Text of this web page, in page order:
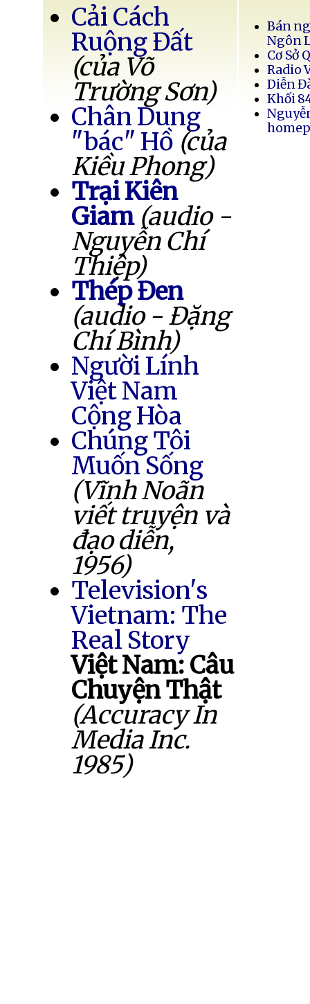
Cải Cách
Ruộng Đất
(của Võ
Trường Sơn)
Chân Dung
"bác" Hồ (của
Kiều Phong)
Trại Kiên
Giam (audio -
Nguyễn Chí
Thiệp)
Thép Đen
(audio - Đặng
Chí Bình)
Người Lính
Việt Nam
Cộng Hòa
Chúng Tôi
Muốn Sống
(Vĩnh Noãn
viết truyện và
đạo diễn,
1956)
Television's
Vietnam: The
Real Story
Việt Nam: Câu
Chuyện Thật
(Accuracy In
Media Inc.
1985)
Bán
Ngôn
Cơ Sở
Radio
Diễn
Khối